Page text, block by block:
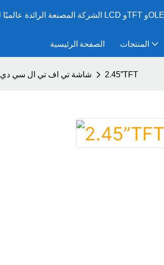
الصفحة الرئيسية المنتجات
شاشة تي اف تي ال سي دي 2.45”TFT